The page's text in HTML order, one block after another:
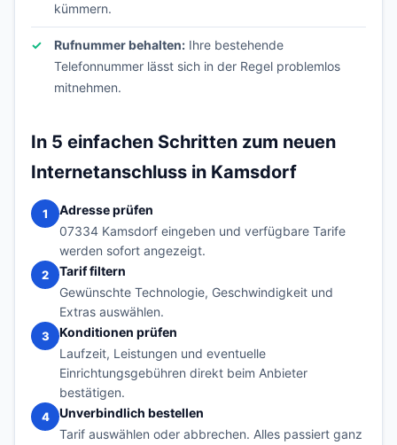
kümmern.
Rufnummer behalten: Ihre bestehende
Telefonnummer lässt sich in der Regel problemlos
mitnehmen.
In 5 einfachen Schritten zum neuen
Internetanschluss in Kamsdorf
1
Adresse prüfen
07334 Kamsdorf eingeben und verfügbare Tarife
werden sofort angezeigt.
2
Tarif filtern
Gewünschte Technologie, Geschwindigkeit und
Extras auswählen.
3
Konditionen prüfen
Laufzeit, Leistungen und eventuelle
Einrichtungsgebühren direkt beim Anbieter
bestätigen.
4
Unverbindlich bestellen
Tarif auswählen oder abbrechen. Alles passiert ganz